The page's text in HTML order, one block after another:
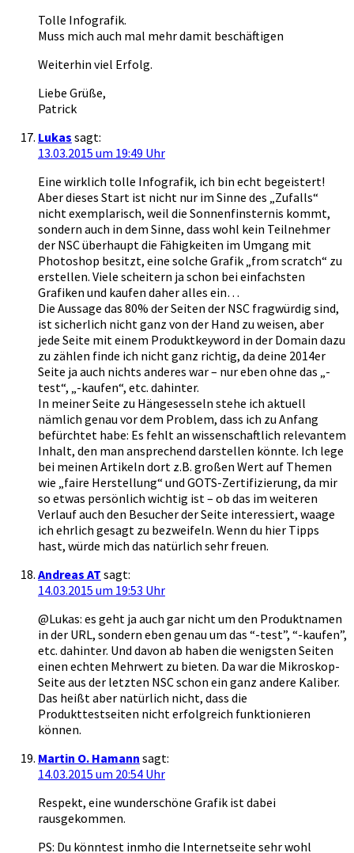
Tolle Infografik.
Muss mich auch mal mehr damit beschäftigen
Weiterhin viel Erfolg.
Liebe Grüße,
Patrick
Lukas sagt:
13.03.2015 um 19:49 Uhr
Eine wirklich tolle Infografik, ich bin echt begeistert!
Aber dieses Start ist nicht nur im Sinne des „Zufalls“
nicht exemplarisch, weil die Sonnenfinsternis kommt,
sondern auch in dem Sinne, dass wohl kein Teilnehmer
der NSC überhaupt die Fähigkeiten im Umgang mit
Photoshop besitzt, eine solche Grafik „from scratch“ zu
erstellen. Viele scheitern ja schon bei einfachsten
Grafiken und kaufen daher alles ein…
Die Aussage das 80% der Seiten der NSC fragwürdig sind,
ist sicherlich nicht ganz von der Hand zu weisen, aber
jede Seite mit einem Produktkeyword in der Domain dazu
zu zählen finde ich nicht ganz richtig, da deine 2014er
Seite ja auch nichts anderes war – nur eben ohne das „-
test“, „-kaufen“, etc. dahinter.
In meiner Seite zu Hängesesseln stehe ich aktuell
nämlich genau vor dem Problem, dass ich zu Anfang
befürchtet habe: Es fehlt an wissenschaftlich relevantem
Inhalt, den man ansprechend darstellen könnte. Ich lege
bei meinen Artikeln dort z.B. großen Wert auf Themen
wie „faire Herstellung“ und GOTS-Zertifizierung, da mir
so etwas persönlich wichtig ist – ob das im weiteren
Verlauf auch den Besucher der Seite interessiert, waage
ich ehrlich gesagt zu bezweifeln. Wenn du hier Tipps
hast, würde mich das natürlich sehr freuen.
Andreas AT sagt:
14.03.2015 um 19:53 Uhr
@Lukas: es geht ja auch gar nicht um den Produktnamen
in der URL, sondern eben genau um das “-test”, “-kaufen”,
etc. dahinter. Und davon ab haben die wenigsten Seiten
einen echten Mehrwert zu bieten. Da war die Mikroskop-
Seite aus der letzten NSC schon ein ganz andere Kaliber.
Das heißt aber natürlich nicht, dass die
Produkttestseiten nicht erfolgreich funktionieren
können.
Martin O. Hamann sagt:
14.03.2015 um 20:54 Uhr
Respekt, eine wunderschöne Grafik ist dabei
rausgekommen.
PS: Du könntest inmho die Internetseite sehr wohl